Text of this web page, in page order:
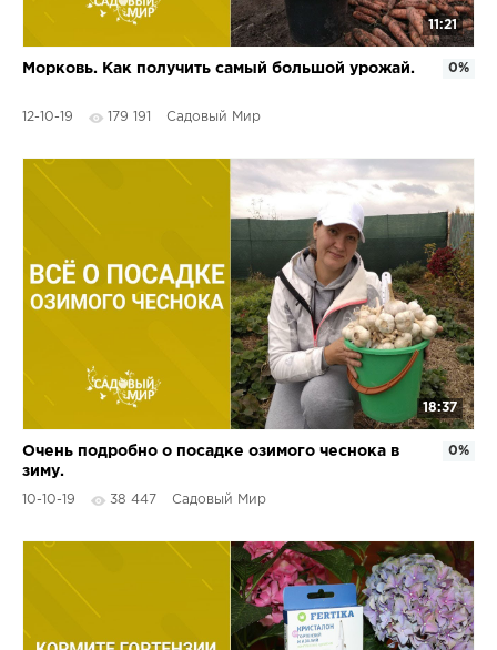
11:21
Морковь. Как получить самый большой урожай.
12-10-19 179 191 Садовый Мир
0%
18:37
Очень подробно о посадке озимого чеснока в
зиму.
10-10-19 38 447 Садовый Мир
0%